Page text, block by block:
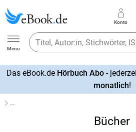
Ebook.de
Menu
Konto
Das eBook.de Hörbuch Abo-
monatlich!
…
Bücher